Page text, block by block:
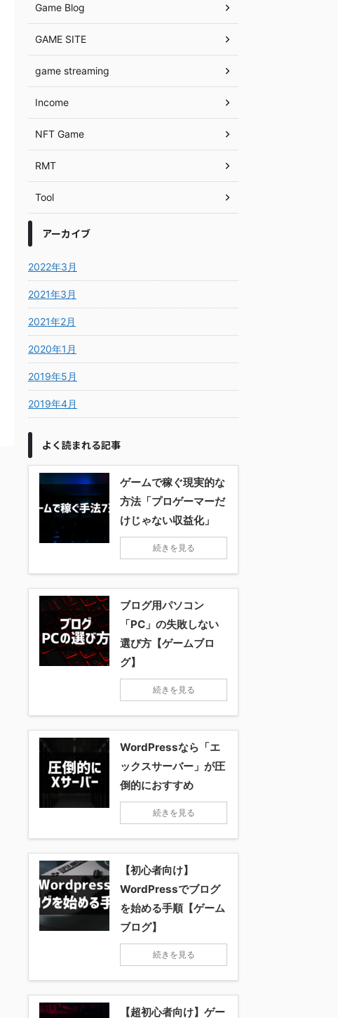
Game Blog
GAME SITE
game streaming
Income
NFT Game
RMT
Tool
アーカイブ
2022年3月
2021年3月
2021年2月
2020年1月
2019年5月
2019年4月
よく読まれる記事
ゲームで稼ぐ現実的な
方法「プロゲーマーだ
けじゃない収益化」
続きを見る
ブログ用パソコン
「PC」の失敗しない
選び方【ゲームブロ
グ】
続きを見る
WordPressなら「エ
ックスサーバー」が圧
倒的におすすめ
続きを見る
【初心者向け】
WordPressでブログ
を始める手順【ゲーム
ブログ】
続きを見る
【超初心者向け】ゲー